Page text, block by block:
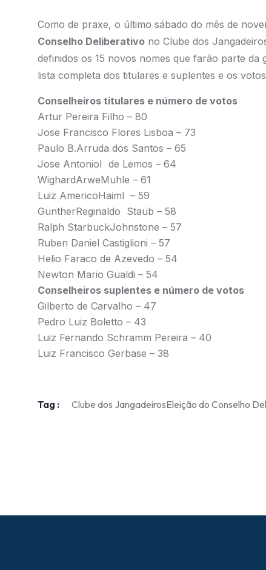
Como de praxe, o último sábado do mês de
Conselho Deliberativono Clube dos
definidos os 15 novos nomes que farão parte
lista completa dos titulares e suplentes e os
Conselheiros titulares e número de votos
Artur Pereira Filho – 80
Jose Francisco Flores Lisboa – 73
Paulo B.Arruda dos Santos – 65
Jose AntonioI de Lemos – 64
WighardArweMuhle – 61
Luiz AmericoHaiml – 59
GüntherReginaldo Staub – 58
Ralph StarbuckJohnstone – 57
Ruben Daniel Castiglioni – 57
Helio Faraco de Azevedo – 54
Newton Mario Gualdi – 54
Conselheiros suplentes e número de votos
Gilberto de Carvalho – 47
Pedro Luiz Boletto – 43
Luiz Fernando Schramm Pereira – 40
Luiz Francisco Gerbase – 38
Tag : Clube dos JangadeirosEleição do Conselho